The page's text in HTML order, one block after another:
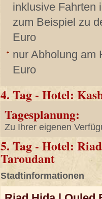
inklusive Fahrten
zum Beispiel zu
Euro
nur Abholung am
Euro
4. Tag - Hotel:
Tagesplanung:
Zu Ihrer eigenen
5. Tag - Hotel:
Taroudant
Stadtinformationen